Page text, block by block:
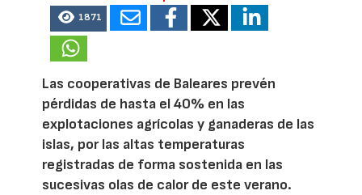
1871
Las cooperativas de Baleares prevén
pérdidas de hasta el 40% en las
explotaciones agrícolas y ganaderas de las
islas, por las altas temperaturas
registradas de forma sostenida en las
sucesivas olas de calor de este verano.